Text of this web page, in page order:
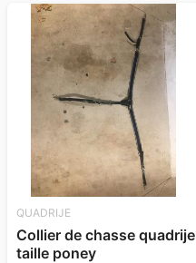
QUADRIJE
Collier de chasse quadrije
taille poney